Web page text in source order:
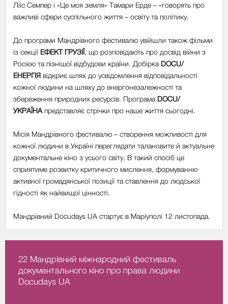
Лііс Семпер і «Це моя земля» Тамари Ерде – «говорять про
важливі сфери суспільного життя – освіту та політику.
До програми Мандрівного фестивалю увійшли також фільми
із секції ЕФЕКТ ГРУЗІЇ, що розповідають про досвід війни з
Росією та пізнішої відбудови країни. Добірка DOCU/
ЕНЕРГІЯ відкриє шлях до усвідомлення відповідальності
кожної людини на шляху до енергонезалежності та
збереження природних ресурсів. Програма DOCU/
УКРАЇНА представляє стрічки про наше життя сьогодні.
Місія Мандрівного фестивалю – створення можливості для
кожної людини в Україні переглядати талановите й актуальне
документальне кіно з усього світу. В такий спосіб це
сприятиме розвитку критичного мислення, формуванню
активної громадянської позиції та ставлення до людської
гідності як найвищої цінності.
Мандрівний Docudays UA стартує в Маріуполі 12 листопада.
22 Мандрівний міжнародний фестиваль
документального кіно про права людини
Docudays UA